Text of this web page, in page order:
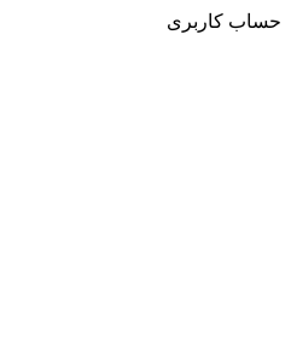
حساب کاربری